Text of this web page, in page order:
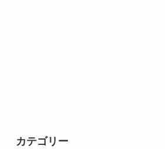
カテゴリー